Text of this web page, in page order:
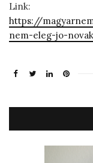
Link:
https://
nem-eleg-jo-